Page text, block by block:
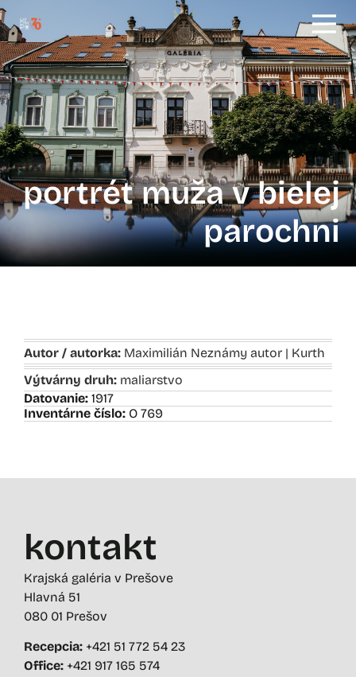
portrét muža v bielej
parochni
Autor / autorka: Maximilián Neznámy autor | Kurth
Výtvárny druh: maliarstvo
Datovanie: 1917
Inventárne číslo: O 769
kontakt
Krajská galéria v Prešove
Hlavná 51
080 01 Prešov
Recepcia: +421 51 772 54 23
Office: +421 917 165 574